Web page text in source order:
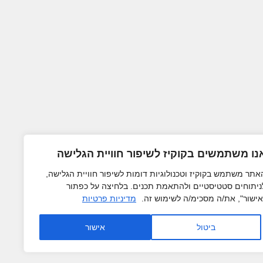
משתמשים בקוקיז לשיפור חוויית הגלישה
משתמש בקוקיז וטכנולוגיות דומות לשיפור חוויית הגלישה,
סטטיסטיים ולהתאמת תכנים. בלחיצה על כפתור
את/ה מסכימ/ה לשימוש זה.
מדיניות פרטיות
ביטול אישור